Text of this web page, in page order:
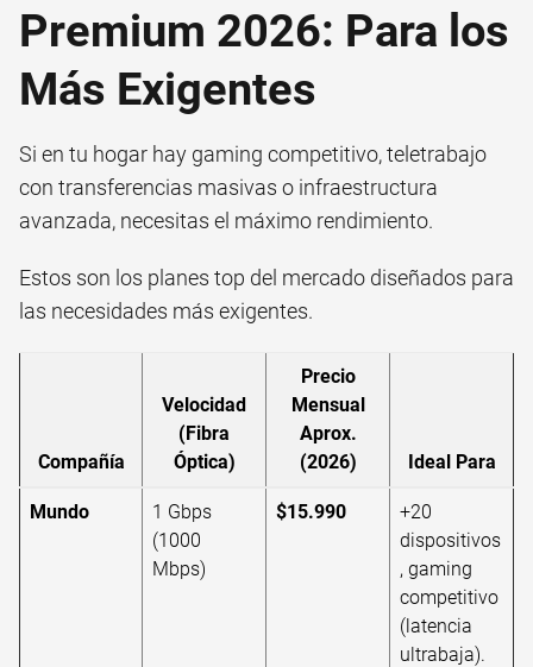
Premium 2026: Para los
Más Exigentes
Si en tu hogar hay gaming competitivo, teletrabajo
con transferencias masivas o infraestructura
avanzada, necesitas el máximo rendimiento.
Estos son los planes top del mercado diseñados para
las necesidades más exigentes.
Compañía
Velocidad
(Fibra
Óptica)
Precio
Mensual
Aprox.
(2026)
Ideal Para
Mundo
1 Gbps
(1000
Mbps)
$15.990
+20
dispositivos
, gaming
competitivo
(latencia
ultrabaja).